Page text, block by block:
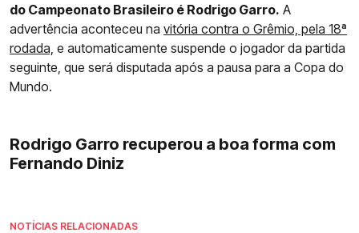
do Campeonato Brasileiro é Rodrigo Garro. A
advertência aconteceu na vitória contra o Grêmio, pela 18ª
rodada, e automaticamente suspende o jogador da partida
seguinte, que será disputada após a pausa para a Copa do
Mundo.
Rodrigo Garro recuperou a boa forma com
Fernando Diniz
NOTÍCIAS RELACIONADAS